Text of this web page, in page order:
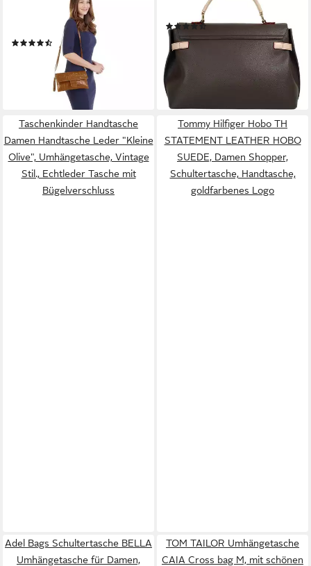
Abendtasche, echt Leder,
Made in Italy
(35)
lieferbar - in 6-8 Werktagen bei dir
Umhängetasche ELLA
(18)
ab 84,96 € UVP99,95 €
-15%
lieferbar - in 2-3 Werktagen bei dir
Taschenkinder Handtasche
Damen Handtasche Leder "Kleine
Olive", Umhängetasche, Vintage
Stil., Echtleder Tasche mit
Bügelverschluss
Tommy Hilfiger Hobo TH
STATEMENT LEATHER HOBO
SUEDE, Damen Shopper,
Schultertasche, Handtasche,
goldfarbenes Logo
Adel Bags Schultertasche BELLA
Umhängetasche für Damen,
TOM TAILOR Umhängetasche
CAIA Cross bag M, mit schönen